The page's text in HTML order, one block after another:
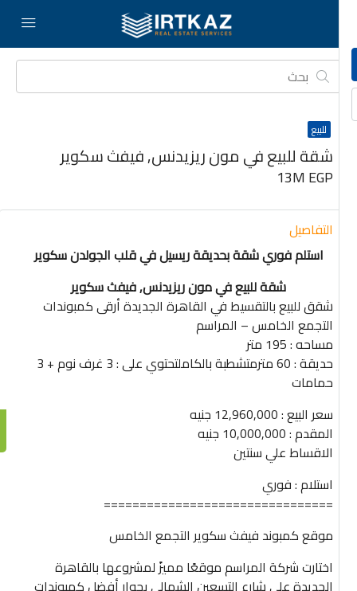
شقة للبيع في مون ريزيدنس, فيفث سكوير
13M EGP
التفاصيل
استلم فوري شقة بحديقة ريسيل في قلب الجولدن سكوير
شقة للبيع في مون ريزيدنس, فيفث سكوير
شقق للبيع بالتقسيط في القاهرة الجديدة أرقى كمبوندات
التجمع الخامس – المراسم
مساحه : 195 متر
حديقة : 60 مترمتشطبة بالكاملتحتوي على : 3 غرف نوم + 3
حمامات
سعر البيع : 12,960,000 جنيه
المقدم : 10,000,000 جنيه
الاقساط علي سنتين
استلام : فوري
================================
موقع كمبوند فيفث سكوير التجمع الخامس
اختارت شركة المراسم موقعًا مميزً لمشروعها بالقاهرة
الجديدة على شارع التسعين الشمالي بجوار أفضل كمبوندات